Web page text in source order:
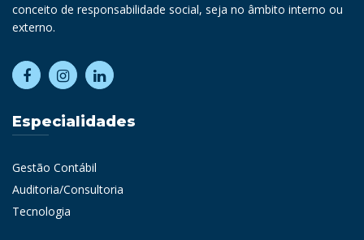
conceito de responsabilidade social, seja no âmbito interno ou
externo.
Especialidades
Gestão Contábil
Auditoria/Consultoria
Tecnologia